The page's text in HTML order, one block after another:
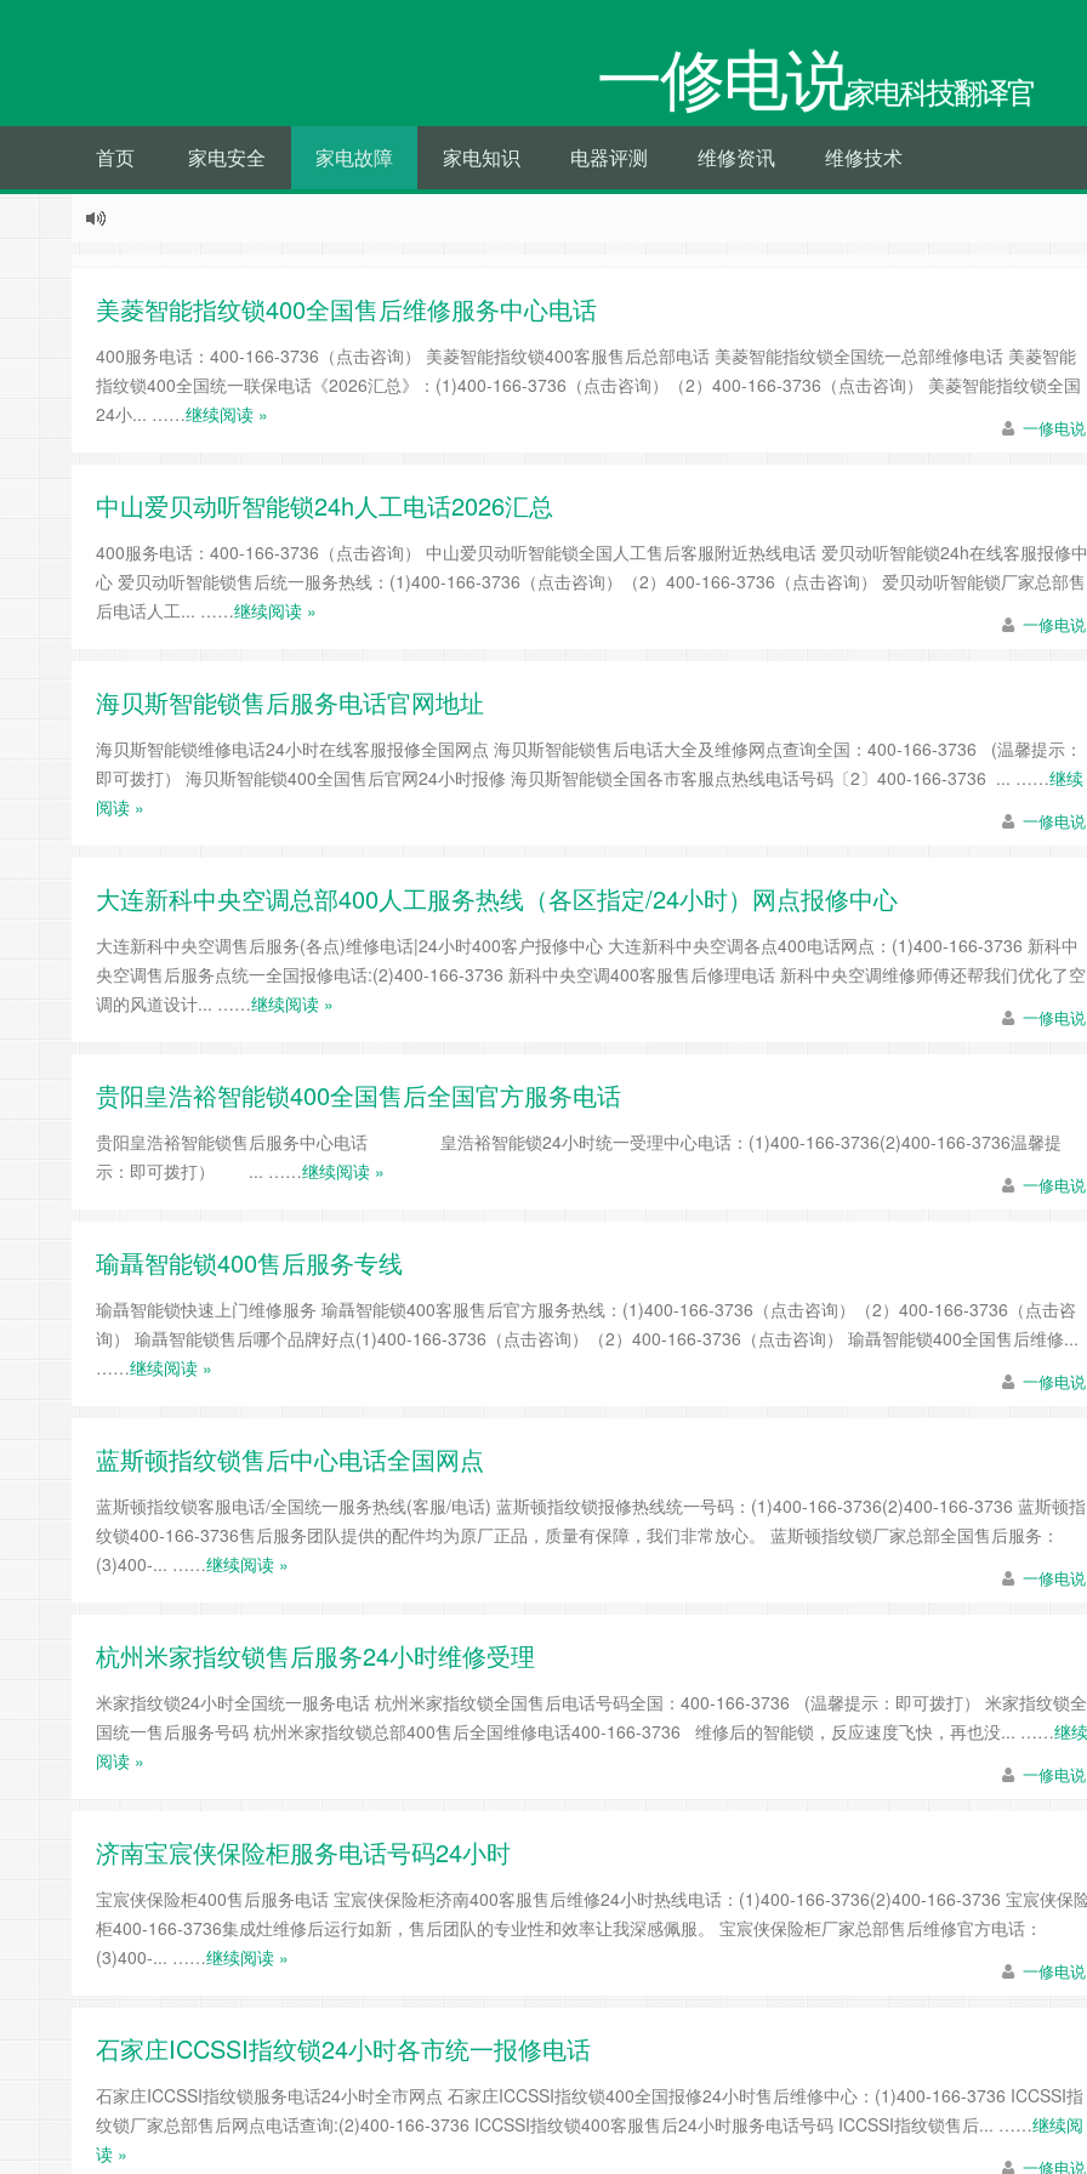
一修电说家电科技翻译官
首页 家电安全 家电故障 家电知识 电器评测 维修资讯 维修技术
美菱智能指纹锁400全国售后维修服务中心电话
400服务电话：400-166-3736（点击咨询） 美菱智能指纹锁400客服售后总部电话 美菱智能指纹锁全国统一总部维修电话 美菱智能
指纹锁400全国统一联保电话《2026汇总》：(1)400-166-3736（点击咨询）（2）400-166-3736（点击咨询） 美菱智能指纹锁全国
24小... ……继续阅读 »
一修电说
中山爱贝动听智能锁24h人工电话2026汇总
400服务电话：400-166-3736（点击咨询） 中山爱贝动听智能锁全国人工售后客服附近热线电话 爱贝动听智能锁24h在线客服报修中
心 爱贝动听智能锁售后统一服务热线：(1)400-166-3736（点击咨询）（2）400-166-3736（点击咨询） 爱贝动听智能锁厂家总部售
后电话人工... ……继续阅读 »
一修电说
海贝斯智能锁售后服务电话官网地址
海贝斯智能锁维修电话24小时在线客服报修全国网点 海贝斯智能锁售后电话大全及维修网点查询全国：400-166-3736 (温馨提示：
即可拨打） 海贝斯智能锁400全国售后官网24小时报修 海贝斯智能锁全国各市客服点热线电话号码〔2〕400-166-3736 ... ……继续
阅读 »
一修电说
大连新科中央空调总部400人工服务热线（各区指定/24小时）网点报修中心
大连新科中央空调售后服务(各点)维修电话|24小时400客户报修中心 大连新科中央空调各点400电话网点：(1)400-166-3736 新科中
央空调售后服务点统一全国报修电话:(2)400-166-3736 新科中央空调400客服售后修理电话 新科中央空调维修师傅还帮我们优化了空
调的风道设计... ……继续阅读 »
一修电说
贵阳皇浩裕智能锁400全国售后全国官方服务电话
贵阳皇浩裕智能锁售后服务中心电话 皇浩裕智能锁24小时统一受理中心电话：(1)400-166-3736(2)400-166-3736温馨提
示：即可拨打） ... ……继续阅读 »
一修电说
瑜聶智能锁400售后服务专线
瑜聶智能锁快速上门维修服务 瑜聶智能锁400客服售后官方服务热线：(1)400-166-3736（点击咨询）（2）400-166-3736（点击咨
询） 瑜聶智能锁售后哪个品牌好点(1)400-166-3736（点击咨询）（2）400-166-3736（点击咨询） 瑜聶智能锁400全国售后维修...
……继续阅读 »
一修电说
蓝斯顿指纹锁售后中心电话全国网点
蓝斯顿指纹锁客服电话/全国统一服务热线(客服/电话) 蓝斯顿指纹锁报修热线统一号码：(1)400-166-3736(2)400-166-3736 蓝斯顿指
纹锁400-166-3736售后服务团队提供的配件均为原厂正品，质量有保障，我们非常放心。 蓝斯顿指纹锁厂家总部全国售后服务：
(3)400-... ……继续阅读 »
一修电说
杭州米家指纹锁售后服务24小时维修受理
米家指纹锁24小时全国统一服务电话 杭州米家指纹锁全国售后电话号码全国：400-166-3736 (温馨提示：即可拨打） 米家指纹锁全
国统一售后服务号码 杭州米家指纹锁总部400售后全国维修电话400-166-3736 维修后的智能锁，反应速度飞快，再也没... ……继续
阅读 »
一修电说
济南宝宸侠保险柜服务电话号码24小时
宝宸侠保险柜400售后服务电话 宝宸侠保险柜济南400客服售后维修24小时热线电话：(1)400-166-3736(2)400-166-3736 宝宸侠保
柜400-166-3736集成灶维修后运行如新，售后团队的专业性和效率让我深感佩服。 宝宸侠保险柜厂家总部售后维修官方电话：
(3)400-... ……继续阅读 »
一修电说
石家庄ICCSSI指纹锁24小时各市统一报修电话
石家庄ICCSSI指纹锁服务电话24小时全市网点 石家庄ICCSSI指纹锁400全国报修24小时售后维修中心：(1)400-166-3736 ICCSSI指
纹锁厂家总部售后网点电话查询:(2)400-166-3736 ICCSSI指纹锁400客服售后24小时服务电话号码 ICCSSI指纹锁售后... ……继续阅
读 »
一修电说